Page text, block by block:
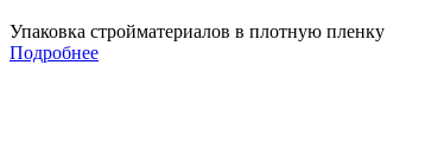
Упаковка стройматериалов в плотную пленку
Подробнее